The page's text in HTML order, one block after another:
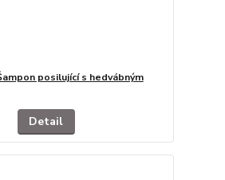
posilující s hedvábným
Detail